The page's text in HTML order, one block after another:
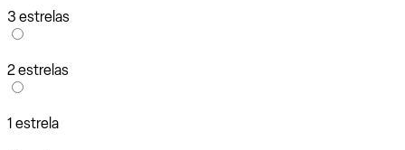
3 estrelas
2 estrelas
1 estrela